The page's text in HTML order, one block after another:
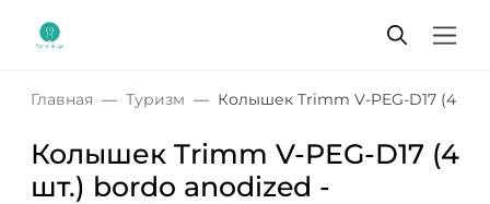
Главная Туризм Колышек Trimm V-PEG-D17 (4
Колышек Trimm V-PEG-D17 (4
шт.) bordo anodized -